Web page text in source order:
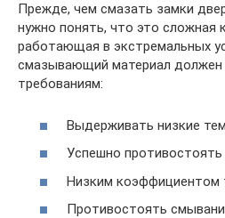
Прежде, чем смазать замки
нужно понять, что это сложная
работающая в экстремальных
смазывающий материал
требованиям:
Выдерживать низкие
Успешно противостоять
Низким коэффициентом
Противостоять